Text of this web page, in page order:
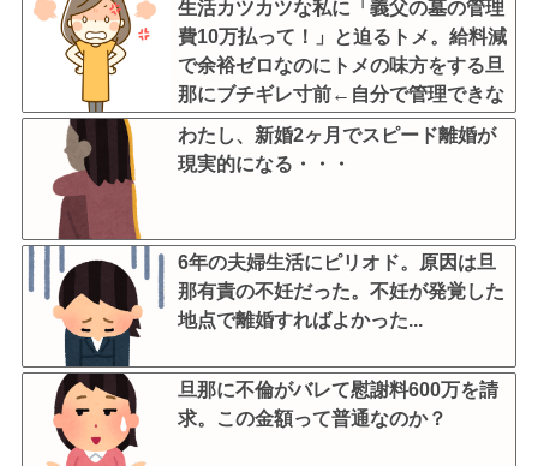
生活カツカツな私に「義父の墓の管理
費10万払って！」と迫るトメ。給料減
で余裕ゼロなのにトメの味方をする旦
那にブチギレ寸前←自分で管理できな
いなら墓じまいしてくれ
わたし、新婚2ヶ月でスピード離婚が
現実的になる・・・
6年の夫婦生活にピリオド。原因は旦
那有責の不妊だった。不妊が発覚した
地点で離婚すればよかった...
旦那に不倫がバレて慰謝料600万を請
求。この金額って普通なのか？